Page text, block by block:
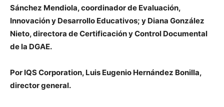
Sánchez Mendiola, coordinador de Evaluación,
Innovación y Desarrollo Educativos; y Diana González
Nieto, directora de Certificación y Control Documental
de la DGAE.
Por IQS Corporation, Luis Eugenio Hernández Bonilla,
director general.